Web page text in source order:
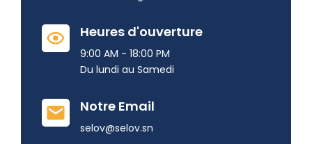
Heures d'ouverture
9:00 AM - 18:00 PM
Du lundi au Samedi
Notre Email
selov@selov.sn